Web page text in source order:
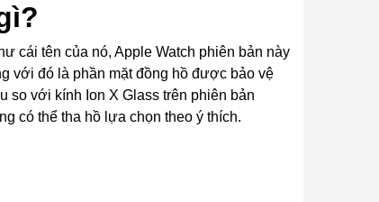
cái tên của nó, Apple Watch phiên bản này
với đó là phần mặt đồng hồ được bảo vệ
so với kính Ion X Glass trên phiên bản
có thể tha hồ lựa chọn theo ý thích.